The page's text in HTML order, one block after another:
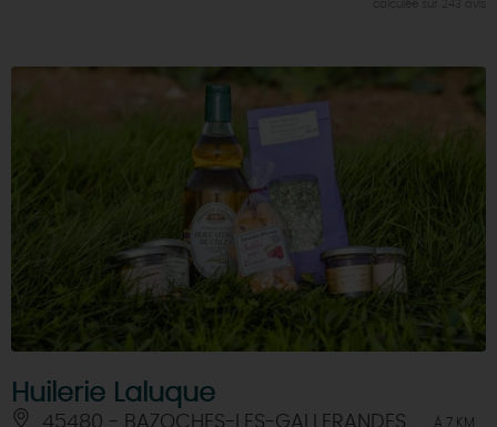
calculée sur 243 avis
Huilerie Laluque
45480 - BAZOCHES-LES-GALLERANDES À 7 KM